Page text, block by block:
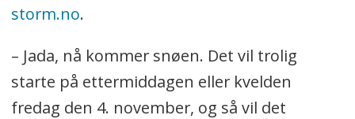
storm.no.
– Jada, nå kommer snøen. Det vil trolig
starte på ettermiddagen eller kvelden
fredag den 4. november, og så vil det